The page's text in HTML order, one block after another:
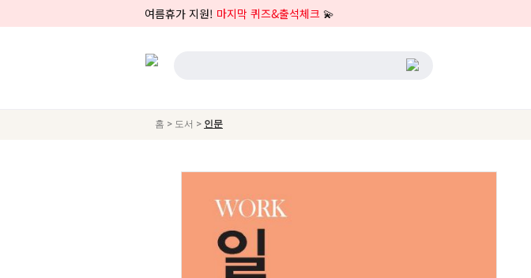
여름휴가 지원! 마지막 퀴즈&출석체크 💫
홈 > 도서 > 인문